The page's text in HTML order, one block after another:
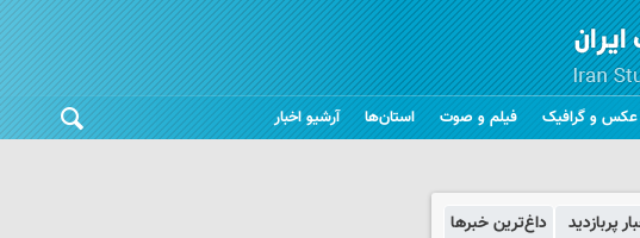
عکس و گرافیک فیلم و صوت استان‌ها آرشیو اخبار
پربازدید داغ‌ترین خبرها